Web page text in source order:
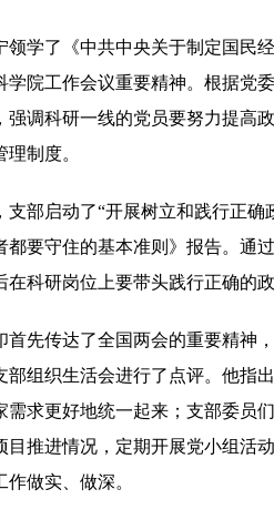
学了《中共中央关于制定国民
学院工作会议重要精神。根据党
强调科研一线的党员要努力提高
制度。
支部启动了“开展树立和践行正
都要守住的基本准则》报告。通
科研岗位上要带头践行正确的政
首先传达了全国两会的重要精神
部组织生活会进行了点评。他指
需求更好地统一起来；支部委员
目推进情况，定期开展党小组活
做实、做深。